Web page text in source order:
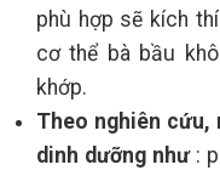
phù hợp sẽ kích
cơ thể bà bầu
khớp.
Theo nghiên cứu,
dinh dưỡng như: